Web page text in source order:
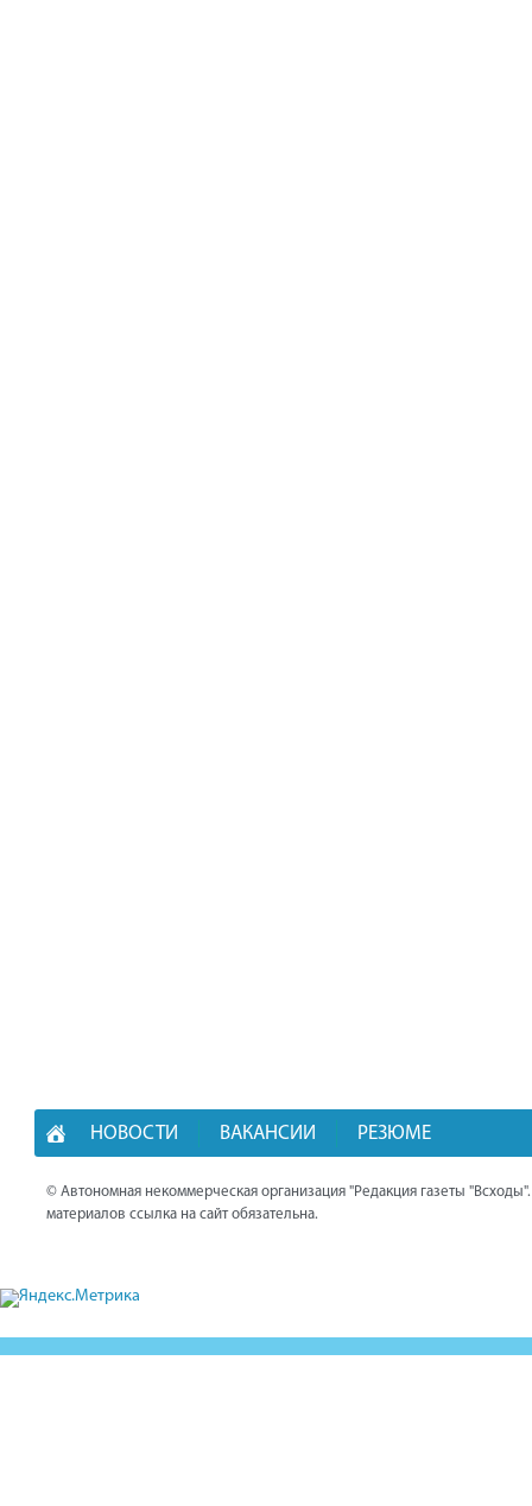
НОВОСТИ ВАКАНСИИ РЕЗЮМЕ
© Автономная некоммерческая организация "Редакция газеты
материалов ссылка на сайт обязательна.